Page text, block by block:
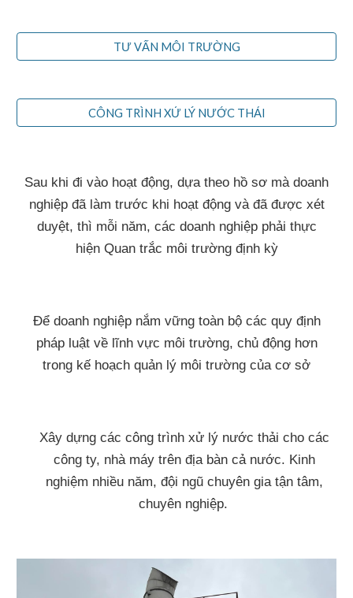
TƯ VẤN MÔI TRƯỜNG
CÔNG TRÌNH XỬ LÝ NƯỚC THẢI
Sau khi đi vào hoạt động, dựa theo hồ sơ mà doanh
nghiệp đã làm trước khi hoạt động và đã được xét
duyệt, thì mỗi năm, các doanh nghiệp phải thực
hiện Quan trắc môi trường định kỳ
Để doanh nghiệp nắm vững toàn bộ các quy định
pháp luật về lĩnh vực môi trường, chủ động hơn
trong kế hoạch quản lý môi trường của cơ sở
Xây dựng các công trình xử lý nước thải cho các
công ty, nhà máy trên địa bàn cả nước. Kinh
nghiệm nhiều năm, đội ngũ chuyên gia tận tâm,
chuyên nghiệp.